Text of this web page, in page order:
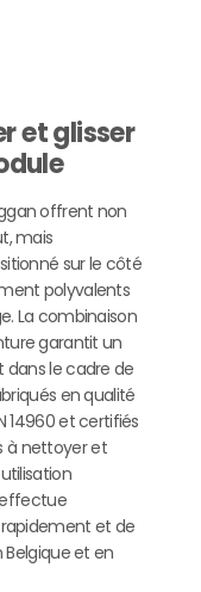
et glisser
offrent non
mais
sur le côté
polyvalents
La combinaison
garantit un
le cadre de
en qualité
14960 et certifiés
à nettoyer et
et de
Belgique et en